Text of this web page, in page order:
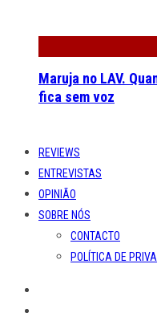
Maruja no LAV.
fica sem voz
REVIEWS
ENTREVISTAS
OPINIÃO
SOBRE NÓS
CONTACTO
POLÍTICA DE